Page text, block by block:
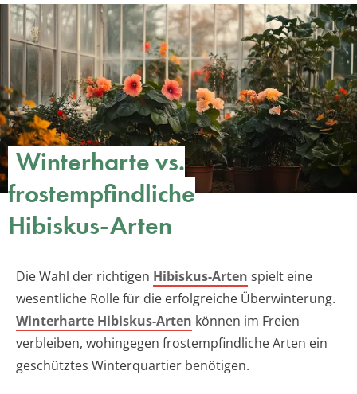
Winterharte vs.
frostempfindliche
Hibiskus-Arten
Die Wahl der richtigen Hibiskus-Arten spielt eine
wesentliche Rolle für die erfolgreiche Überwinterung.
Winterharte Hibiskus-Arten können im Freien
verbleiben, wohingegen frostempfindliche Arten ein
geschütztes Winterquartier benötigen.